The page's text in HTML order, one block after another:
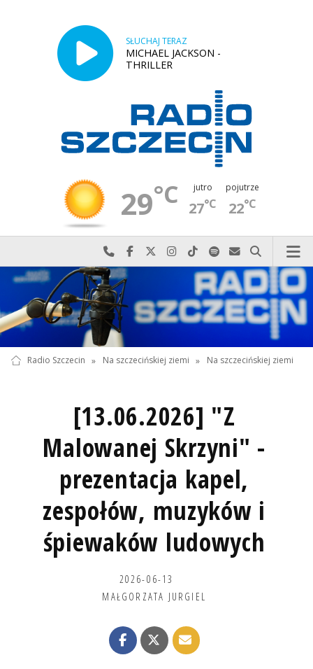
SŁUCHAJ TERAZ
MICHAEL JACKSON -
THRILLER
29°C jutro
27°C
pojutrze
22°C
Najlepiej po prostu do nas zadzwoń
Odwiedź nas na Facebook-u
Odwiedź nas na X
Odwiedź nas na Instagram-ie
Odwiedź nas na TikTok-u
Szukaj nas na Spotify
Wyślij do nas
Szukaj
Radio Szczecin » Na szczecińskiej ziemi » Na szczecińskiej ziemi
[13.06.2026] "Z
Malowanej Skrzyni" -
prezentacja kapel,
zespołów, muzyków i
śpiewaków ludowych
2026-06-13
MAŁGORZATA JURGIEL